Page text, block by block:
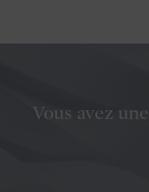
Vous avez